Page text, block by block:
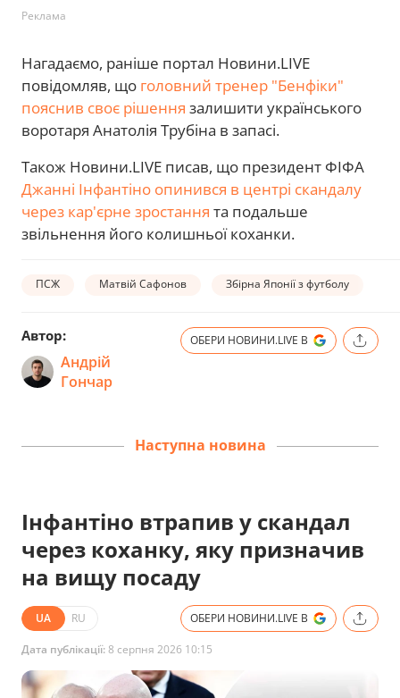
Реклама
Нагадаємо, раніше портал Новини.LIVE
повідомляв, що головний тренер "Бенфіки"
пояснив своє рішення залишити українського
воротаря Анатолія Трубіна в запасі.
Також Новини.LIVE писав, що президент ФІФА
Джанні Інфантіно опинився в центрі скандалу
через кар'єрне зростання та подальше
звільнення його колишньої коханки.
ПСЖ Матвій Сафонов Збірна Японії з футболу
Автор:
Андрій
Гончар
ОБЕРИ НОВИНИ.LIVE В
Наступна новина
Інфантіно втрапив у скандал
через коханку, яку призначив
на вищу посаду
UA RU ОБЕРИ НОВИНИ.LIVE В
Дата публікації:8 серпня 2026 10:15